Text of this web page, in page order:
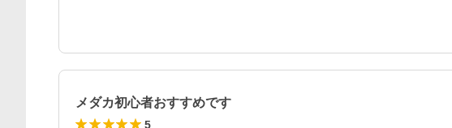
メダカ初心者おすすめです
5